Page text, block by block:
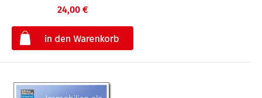
24,00 €